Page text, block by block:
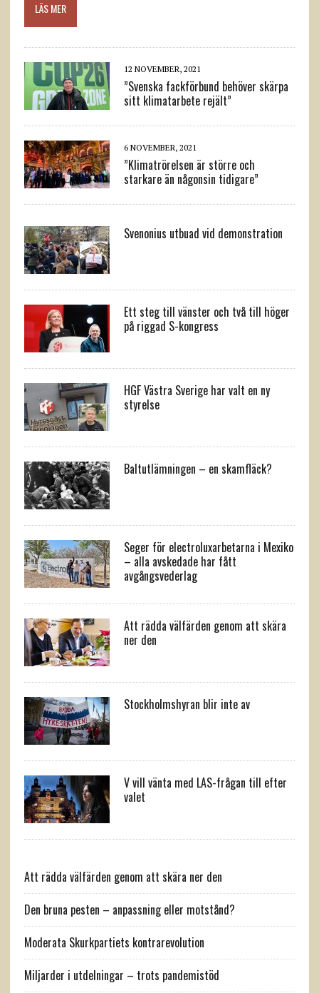
LÄS MER
12 NOVEMBER, 2021
”Svenska fackförbund behöver skärpa
sitt klimatarbete rejält”
6 NOVEMBER, 2021
”Klimatrörelsen är större och
starkare än någonsin tidigare”
Svenonius utbuad vid demonstration
Ett steg till vänster och två till höger
på riggad S-kongress
HGF Västra Sverige har valt en ny
styrelse
Baltutlämningen – en skamfläck?
Seger för electroluxarbetarna i Mexiko
– alla avskedade har fått
avgångsvederlag
Att rädda välfärden genom att skära
ner den
Stockholmshyran blir inte av
V vill vänta med LAS-frågan till efter
valet
Att rädda välfärden genom att skära ner den
Den bruna pesten – anpassning eller motstånd?
Moderata Skurkpartiets kontrarevolution
Miljarder i utdelningar – trots pandemistöd